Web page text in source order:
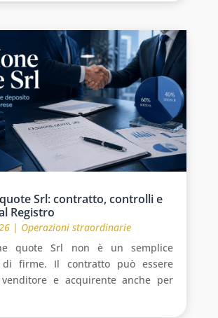
Srl: contratto, controlli e
Registro
| Operazioni straordinarie
quote Srl non è un semplice
di firme. Il contratto può essere
e acquirente anche per